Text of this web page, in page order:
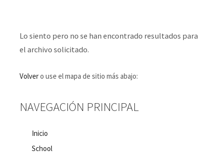
Lo siento pero no se han encontrado resultados para
el archivo solicitado.
Volvero use el mapa de sitio más abajo:
NAVEGACIÓN PRINCIPAL
Inicio
School